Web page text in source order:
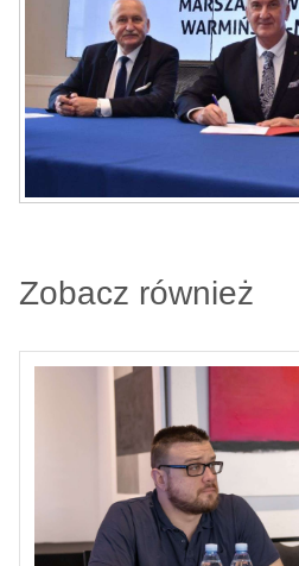
Zobacz również